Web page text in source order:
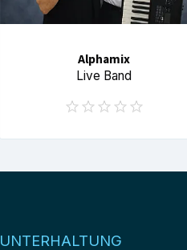
Alphamix
Live Band
UNTERHALTUNG